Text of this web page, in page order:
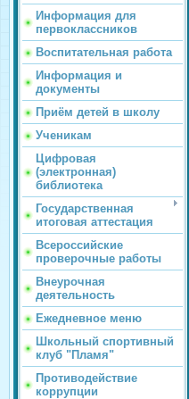
Информация для
первоклассников
Воспитательная работа
Информация и
документы
Приём детей в школу
Ученикам
Цифровая
(электронная)
библиотека
Государственная
итоговая аттестация
Всероссийские
проверочные работы
Внеурочная
деятельность
Ежедневное меню
Школьный спортивный
клуб "Пламя"
Противодействие
коррупции